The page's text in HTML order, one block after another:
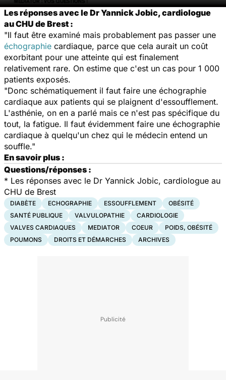
Les réponses avec le Dr Yannick Jobic, cardiologue
au CHU de Brest :
"Il faut être examiné mais probablement pas passer une
échographie cardiaque, parce que cela aurait un coût
exorbitant pour une atteinte qui est finalement
relativement rare. On estime que c'est un cas pour 1 000
patients exposés.
"Donc schématiquement il faut faire une échographie
cardiaque aux patients qui se plaignent d'essoufflement.
L'asthénie, on en a parlé mais ce n'est pas spécifique du
tout, la fatigue. Il faut évidemment faire une échographie
cardiaque à quelqu'un chez qui le médecin entend un
souffle."
En savoir plus :
Questions/réponses :
* Les réponses avec le Dr Yannick Jobic, cardiologue au
CHU de Brest
DIABÈTE ECHOGRAPHIE ESSOUFFLEMENT
OBÉSITÉ
SANTÉ PUBLIQUE
VALVULOPATHIE
CARDIOLOGIE
VALVES CARDIAQUES
MEDIATOR COEUR
POIDS, OBÉSITÉ
POUMONS
DROITS ET DÉMARCHES ARCHIVES